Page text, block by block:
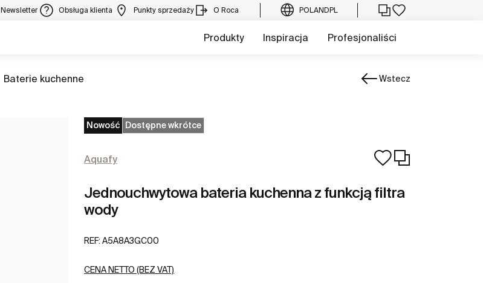
Newsletter Obsługa klienta Punkty sprzedaży O Roca POLANDPL
Produkty Inspiracja Profesjonaliści
Zobacz
Baterie kuchenne Wstecz
Nowość Dostępne wkrótce
Aquafy
Jednouchwytowa bateria kuchenna z funkcją filtra
wody
REF: A5A8A3GC00
CENA NETTO (BEZ VAT)